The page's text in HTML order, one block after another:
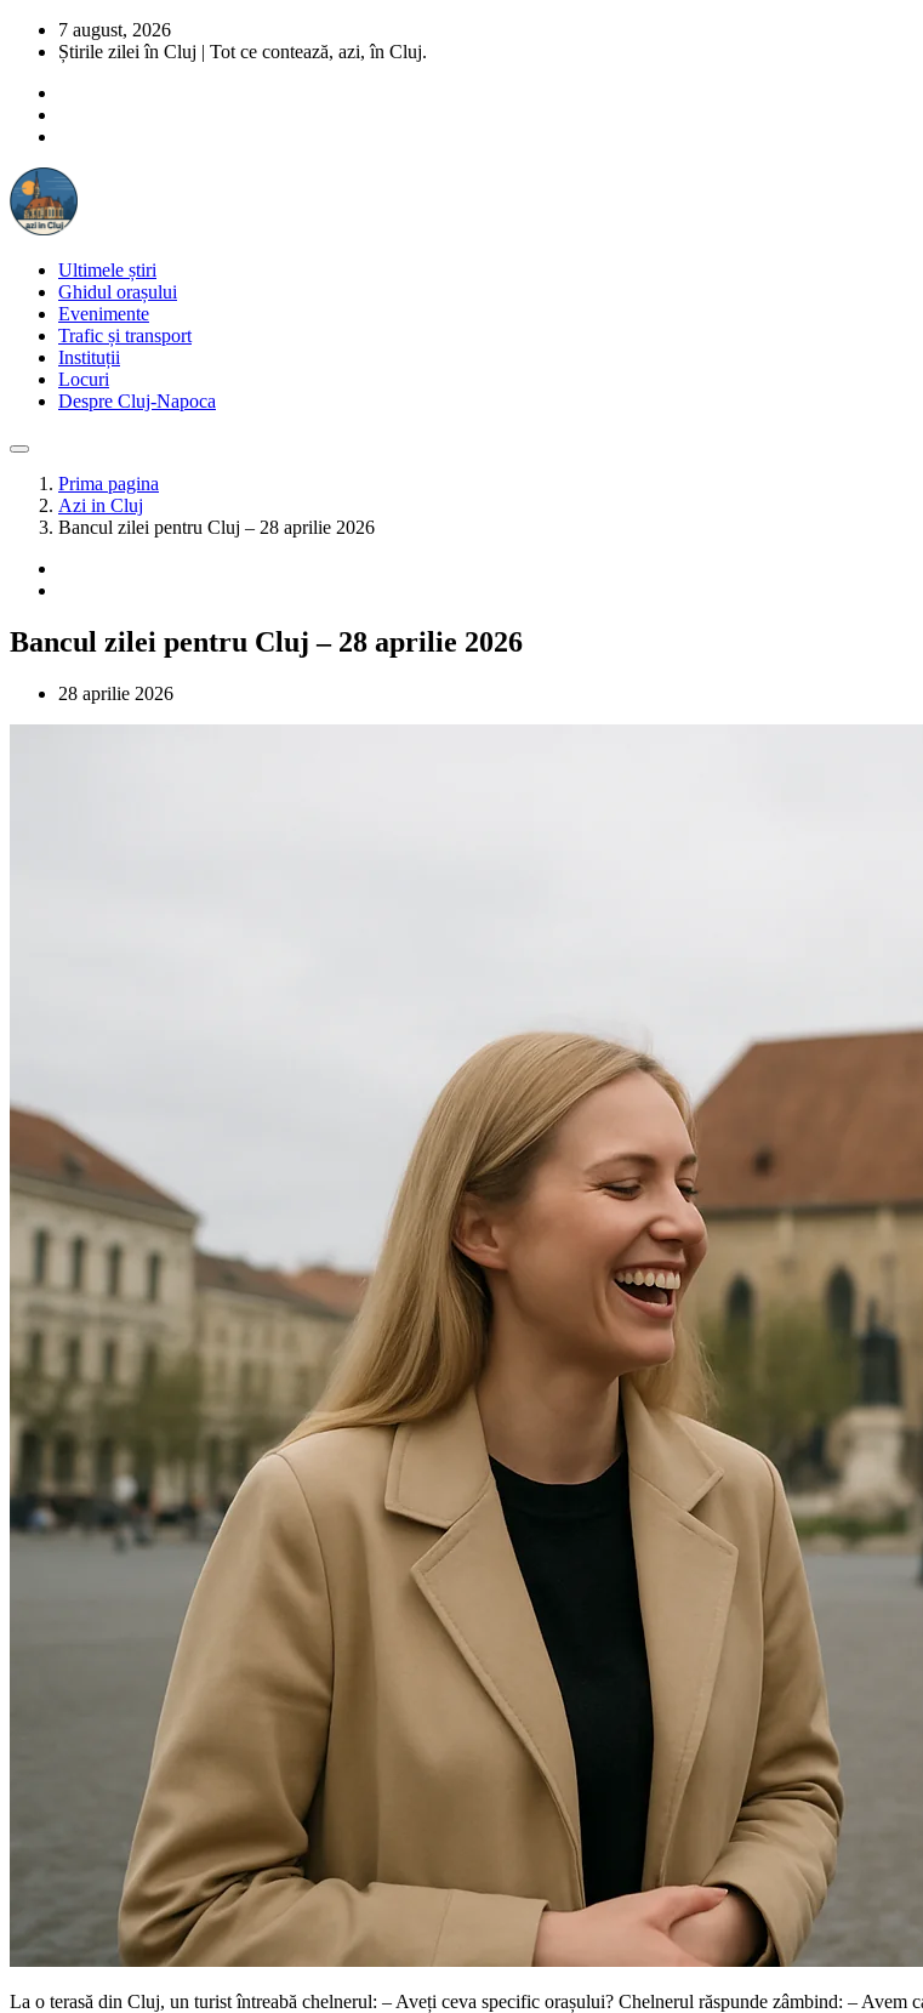
7 august, 2026
Știrile zilei în Cluj | Tot ce contează, azi, în Cluj.
Ultimele știri
Ghidul orașului
Evenimente
Trafic și transport
Instituții
Locuri
Despre Cluj-Napoca
Prima pagina
Azi in Cluj
Bancul zilei pentru Cluj – 28 aprilie 2026
Bancul zilei pentru Cluj – 28 aprilie 2026
28 aprilie 2026
La o terasă din Cluj, un turist întreabă chelnerul: – Aveți ceva specific orașului? Chelnerul răspunde zâmbind: – Avem